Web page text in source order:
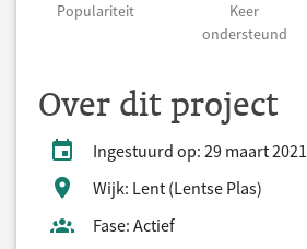
Populariteit
Keer
ondersteund
Over dit project
Ingestuurd op: 29 maart 2021
Wijk: Lent (Lentse Plas)
Fase: Actief